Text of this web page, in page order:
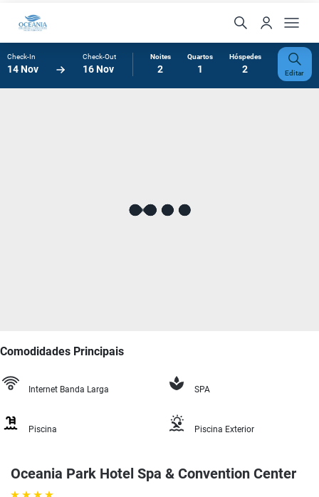
Check-In
14 Nov
Check-Out
16 Nov
Noites
2
Quartos
1
Hóspedes
2 Editar
Oceania Park Hotel Spa & Convention Center
Comodidades Principais
Internet Banda Larga SPA
Piscina Piscina Exterior